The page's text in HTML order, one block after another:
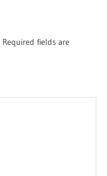
Required fields are